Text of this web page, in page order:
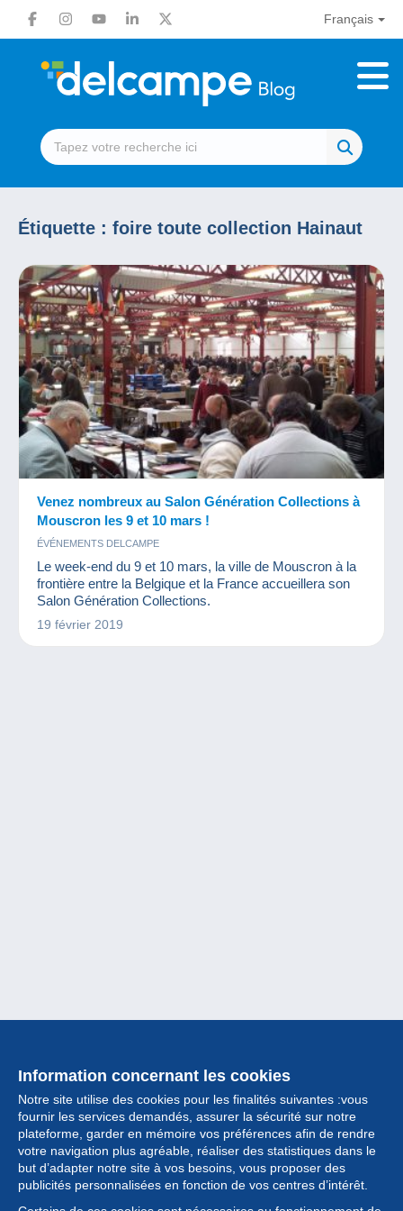
Français
Étiquette : foire toute collection Hainaut
Venez nombreux au Salon Génération Collections à
Mouscron les 9 et 10 mars !
ÉVÉNEMENTS DELCAMPE
Le week-end du 9 et 10 mars, la ville de Mouscron à la
frontière entre la Belgique et la France accueillera son
Salon Génération Collections.
19 février 2019
Information concernant les cookies
Notre site utilise des cookies pour les finalités suivantes :vous
fournir les services demandés, assurer la sécurité sur notre
plateforme, garder en mémoire vos préférences afin de rendre
votre navigation plus agréable, réaliser des statistiques dans le
but d’adapter notre site à vos besoins, vous proposer des
publicités personnalisées en fonction de vos centres d’intérêt.
Collection